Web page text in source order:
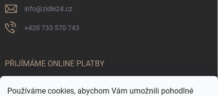
Používáme cookies, abychom Vám umožnili pohodlné
info@zidle24.cz
+420 733 570 743
PŘIJÍMÁME ONLINE PLATBY